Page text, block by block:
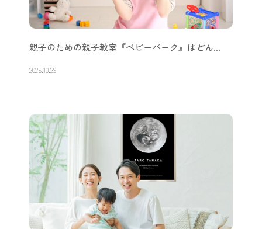
親子のための親子教室『ベビーパーク』はどん…
2025.10.29